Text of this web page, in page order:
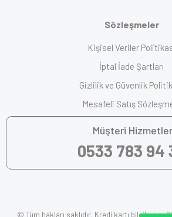
Sözleşmeler
Kişisel Veriler
İptal İade Şartları
Gizlilik ve Güvenlik
Mesafeli Satış
Müşteri
0533 783 94
© Tüm hakları saklıdır. Kredi kartı bilgileriniz